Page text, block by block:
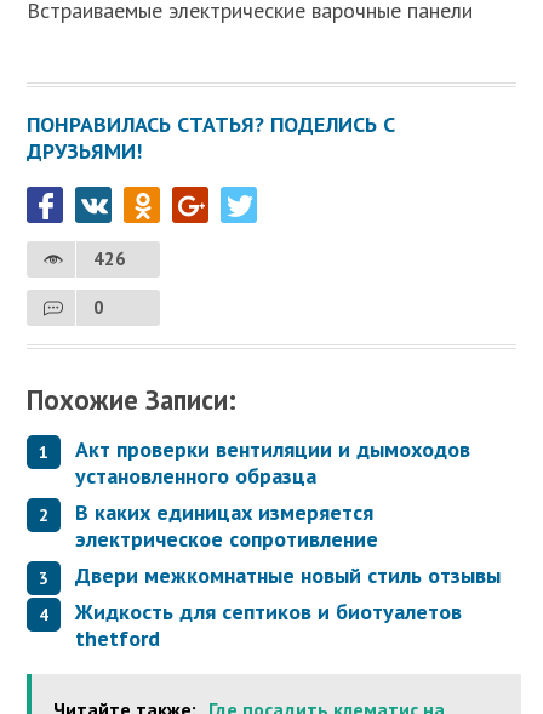
Встраиваемые электрические варочные панели
ПОНРАВИЛАСЬ СТАТЬЯ? ПОДЕЛИСЬ С
ДРУЗЬЯМИ!
426
0
Похожие Записи:
Акт проверки вентиляции и дымоходов
установленного образца
В каких единицах измеряется
электрическое сопротивление
Двери межкомнатные новый стиль отзывы
Жидкость для септиков и биотуалетов
thetford
Читайте также: Где посадить клематис на